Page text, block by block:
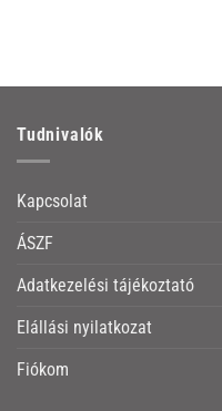
Tudnivalók
Kapcsolat
ÁSZF
Adatkezelési tájékoztató
Elállási nyilatkozat
Fiókom